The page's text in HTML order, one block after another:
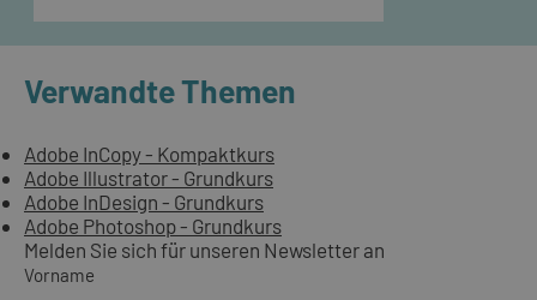
Verwandte Themen
Adobe InCopy - Kompaktkurs
Adobe Illustrator - Grundkurs
Adobe InDesign - Grundkurs
Adobe Photoshop - Grundkurs
Melden Sie sich für unseren Newsletter an
Vorname